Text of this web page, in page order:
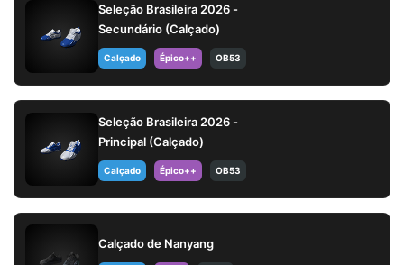
Seleção Brasileira 2026 -
Secundário (Calçado)
Calçado Épico++ OB53
Seleção Brasileira 2026 -
Principal (Calçado)
Calçado Épico++ OB53
Calçado de Nanyang